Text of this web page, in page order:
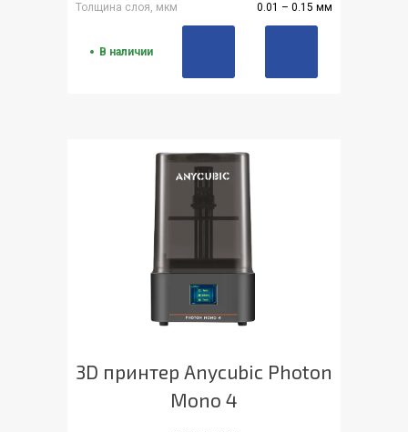
Толщина слоя, мкм
0.01 – 0.15 мм
В наличии
3D принтер Anycubic Photon
Mono 4